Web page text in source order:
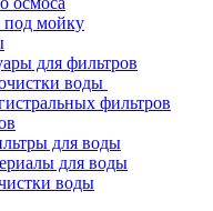
мойку
для фильтров
воды
фильтров
для воды
для воды
воды